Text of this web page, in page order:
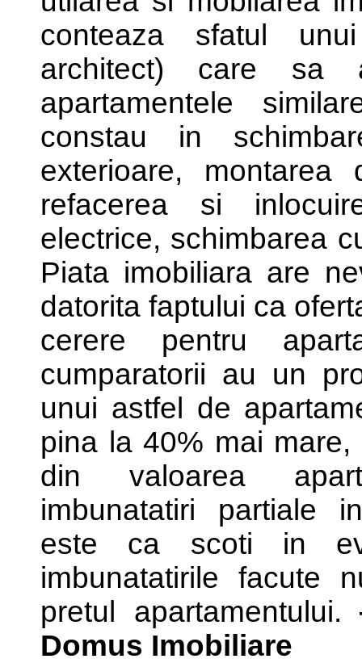
conteaza sfatul
architect) care
apartamentele
constau in
exterioare, montarea
refacerea si
electrice, schimbarea
Piata imobiliara are
datorita faptului ca
cerere pentru
cumparatorii au un
unui astfel de
pina la 40% mai
din valoarea
imbunatatiri partiale
este ca scoti in
imbunatatirile facute
pretul apartamentului.
Domus Imobiliare